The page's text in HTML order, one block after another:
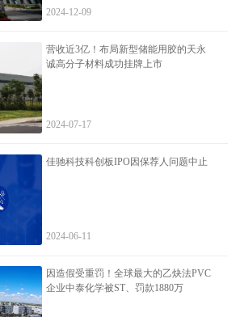
2024-12-09
营收近3亿！布局新型储能用胶的天永
诚高分子材料成功挂牌上市
2024-07-17
佳驰科技科创板IPO因保荐人问题中止
2024-06-11
因造假受重罚！全球最大的乙炔法PVC
企业中泰化学被ST、罚款1880万